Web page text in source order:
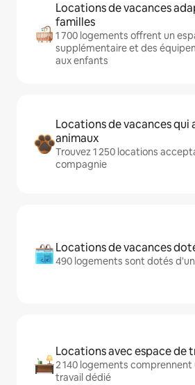
Locations de vacances
familles
1 700 logements offrent un
supplémentaire et des
aux enfants
Locations de vacances
animaux
Trouvez 1 250 locations
compagnie
Locations de vacances
490 logements sont dotés
Locations avec espace de
2 140 logements comprennent
travail dédié